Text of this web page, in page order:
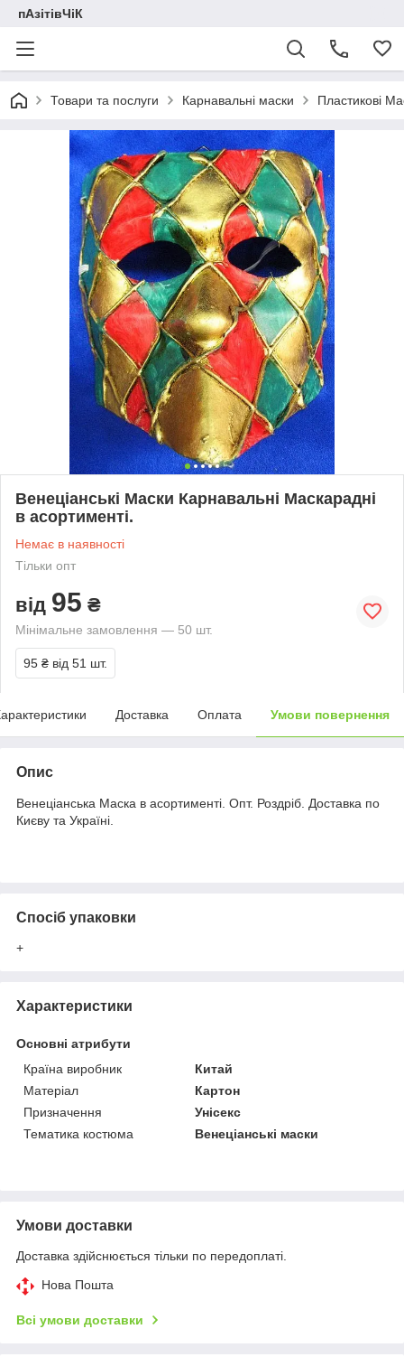
пАзітівЧіК
Товари та послуги Карнавальні маски Пластикові
Венеціанські Маски Карнавальні Маскарадні
в асортименті.
Немає в наявності
Тільки опт
від 95 ₴
Мінімальне замовлення — 50 шт.
95 ₴ від 51 шт.
Доставка Оплата Умови повернення
Опис
Венеціанська Маска в асортименті. Опт. Роздріб. Доставка по
Києву та Україні.
Спосіб упаковки
+
Характеристики
Основні атрибути
Країна виробник
Китай
Матеріал
Картон
Призначення
Унісекс
Тематика костюма
Венеціанські маски
Умови доставки
Доставка здійснюється тільки по передоплаті.
Нова Пошта
Всі умови доставки